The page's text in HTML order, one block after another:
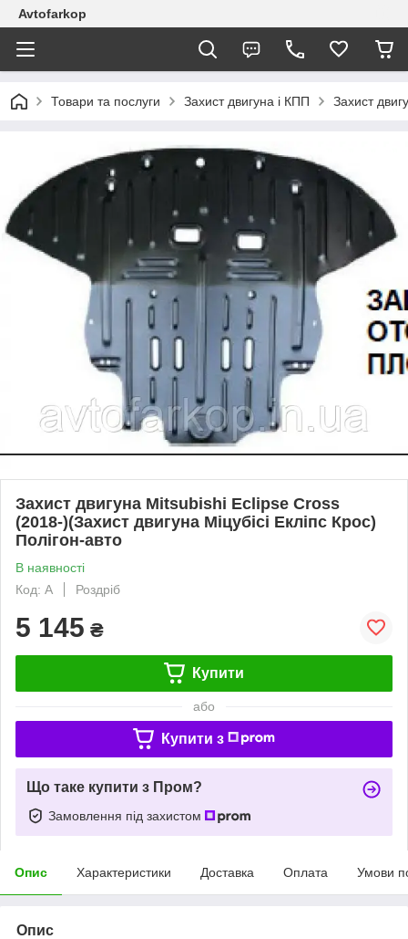
Avtofarkop
Товари та послуги Захист двигуна і КПП Захист
Захист двигуна Mitsubishi Eclipse Cross
(2018-)(Захист двигуна Міцубісі Екліпс Крос)
Полігон-авто
В наявності
Код: A
Роздріб
5 145 ₴
Купити
або
Купити з
Що таке купити з Пром?
Замовлення під захистом
Опис Характеристики Доставка Оплата Умови
Опис